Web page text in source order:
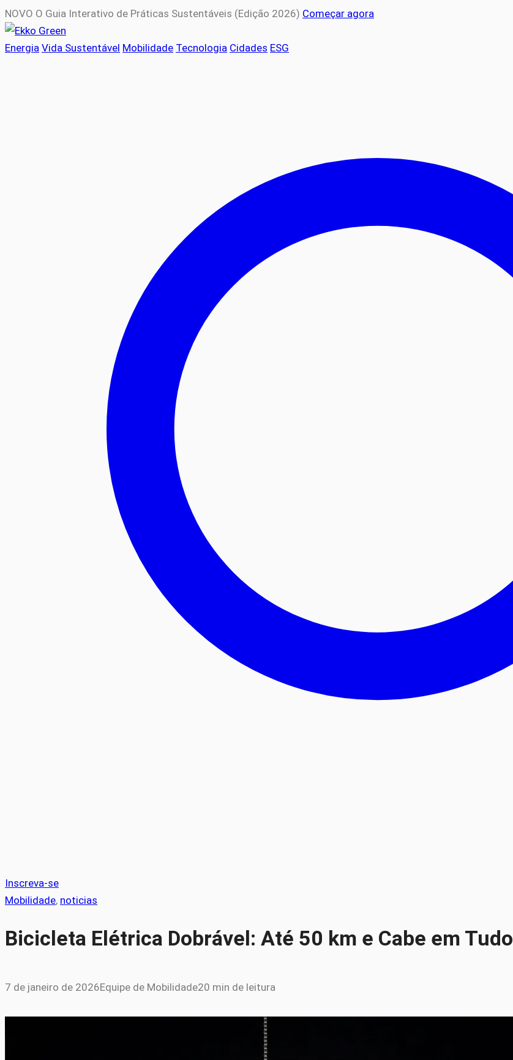
NOVO O Guia Interativo de Práticas Sustentáveis (Edição 2026) Começar agora
Energia Vida Sustentável Mobilidade Tecnologia Cidades ESG
Inscreva-se
Mobilidade, noticias
Bicicleta Elétrica Dobrável: Até 50 km e Cabe em Tudo
7 de janeiro de 2026Equipe de Mobilidade20 min de leitura